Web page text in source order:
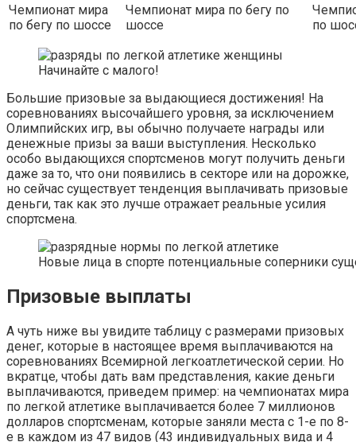
Чемпионат мира
по бегу по шоссе
Чемпионат мира по бегу по
шоссе
по
Начинайте с малого!
Большие призовые за выдающиеся достижения! На
соревнованиях высочайшего уровня, за исключением
Олимпийских игр, вы обычно получаете награды или
денежные призы за ваши выступления. Несколько
особо выдающихся спортсменов могут получить деньги
даже за то, что они появились в секторе или на дорожке,
но сейчас существует тенденция выплачивать призовые
деньги, так как это лучше отражает реальные усилия
спортсмена.
Новые лица в спорте потенциальные соперники
Призовые выплаты
А чуть ниже вы увидите таблицу с размерами призовых
денег, которые в настоящее время выплачиваются на
соревнованиях Всемирной легкоатлетической серии. Но
вкратце, чтобы дать вам представления, какие деньги
выплачиваются, приведем пример: на чемпионатах мира
по легкой атлетике выплачивается более 7 миллионов
долларов спортсменам, которые заняли места с 1-е по 8-
е в каждом из 47 видов (43 индивидуальных вида и 4